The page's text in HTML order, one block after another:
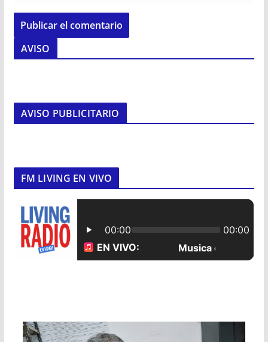
AVISO
AVISO PUBLICITARIO
FM LIVING EN VIVO